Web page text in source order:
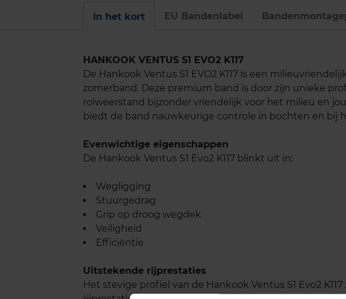
In het kort EU Bandenlabel
HANKOOK VENTUS S1 EVO2 K117
De Hankook Ventus S1 EVO2 K117 is een
zomerband. Deze premium band is door zijn unieke
rolweerstand bijzonder vriendelijk voor het milieu en
biedt de band nauwkeurige controle in bochten en bij
Evenwichtige eigenschappen
De Hankook Ventus S1 Evo2 K117 blinkt uit in:
Wegligging
Stuurgedrag
Grip op droog wegdek
Veiligheid
Efficiëntie
Uitstekende rijprestaties
Het stevige profiel van de Hankook Ventus S1 Evo2